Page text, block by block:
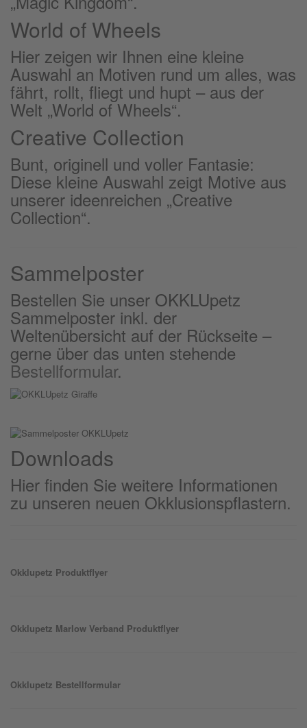
World of Wheels
Hier zeigen wir Ihnen eine kleine
Auswahl an Motiven rund um alles, was
fährt, rollt, fliegt und hupt – aus der
Welt „World of Wheels“.
Creative Collection
Bunt, originell und voller Fantasie:
Diese kleine Auswahl zeigt Motive aus
unserer ideenreichen „Creative
Collection“.
Sammelposter
Bestellen Sie unser OKKLUpetz
Sammelposter inkl. der
Weltenübersicht auf der Rückseite –
gerne über das unten stehende
Bestellformular.
Downloads
Hier finden Sie weitere Informationen
zu unseren neuen Okklusionspflastern.
Okklupetz Produktflyer
Okklupetz Marlow Verband Produktflyer
Okklupetz Bestellformular